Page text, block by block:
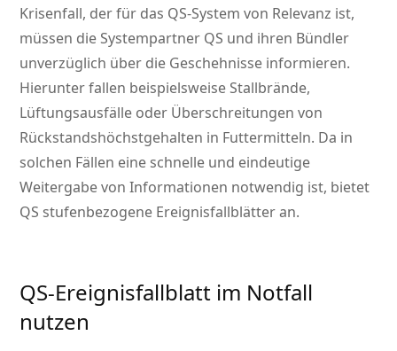
Krisenfall, der für das QS-System von Relevanz ist,
müssen die Systempartner QS und ihren Bündler
unverzüglich über die Geschehnisse informieren.
Hierunter fallen beispielsweise Stallbrände,
Lüftungsausfälle oder Überschreitungen von
Rückstandshöchstgehalten in Futtermitteln. Da in
solchen Fällen eine schnelle und eindeutige
Weitergabe von Informationen notwendig ist, bietet
QS stufenbezogene Ereignisfallblätter an.
QS-Ereignisfallblatt im Notfall
nutzen